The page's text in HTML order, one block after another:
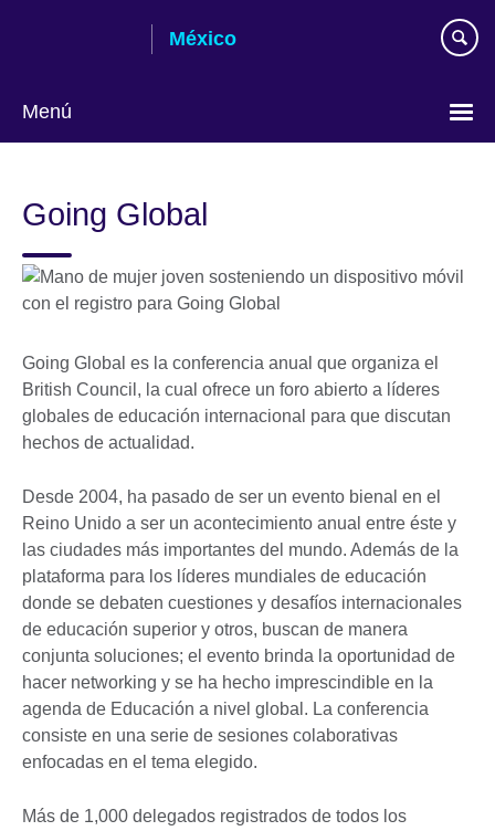
México
Menú
language
Going Global
Going Global es la conferencia anual que organiza el
British Council, la cual ofrece un foro abierto a líderes
globales de educación internacional para que discutan
hechos de actualidad.
Desde 2004, ha pasado de ser un evento bienal en el
Reino Unido a ser un acontecimiento anual entre éste y
las ciudades más importantes del mundo. Además de la
plataforma para los líderes mundiales de educación
donde se debaten cuestiones y desafíos internacionales
de educación superior y otros, buscan de manera
conjunta soluciones; el evento brinda la oportunidad de
hacer networking y se ha hecho imprescindible en la
agenda de Educación a nivel global. La conferencia
consiste en una serie de sesiones colaborativas
enfocadas en el tema elegido.
Más de 1,000 delegados registrados de todos los